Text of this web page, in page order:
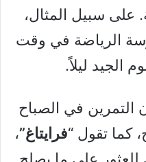
على سبيل المثال،
الرياضة في وقت
الجيد ليلاً.
التمرين في الصباح
كما تقول “فرايتاغ”،